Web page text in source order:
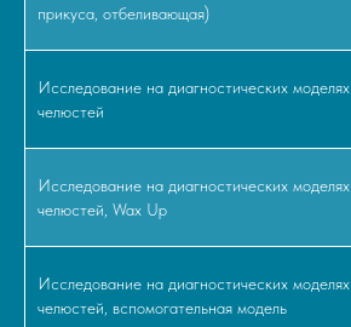
прикуса, отбеливающая)
Исследование на диагностических моделях
челюстей
Исследование на диагностических моделях
челюстей, Wax Up
Исследование на диагностических моделях
челюстей, вспомогательная модель